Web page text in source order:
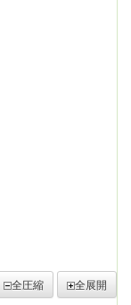
全圧縮 全展開